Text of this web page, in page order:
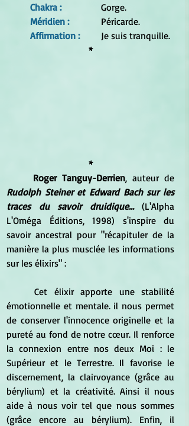
Chakra :
		Gorge.
Méridien :
		Péricarde.
Affirmation :
	Je suis tranquille.
*
*
Roger Tanguy-Derrien
Rudolph Steiner et Edward Bach sur les
traces du savoir druidique... (L'Alpha
L'Oméga Éditions, 1998) s'inspire du
savoir ancestral pour "récapituler de la
manière la plus musclée les informations
sur les élixirs" :
	Cet élixir apporte une stabilité
émotionnelle et mentale. il nous permet
de conserver l'innocence originelle et la
pureté au fond de notre cœur. Il renforce
la connexion entre nos deux Moi : le
Supérieur et le Terrestre. Il favorise le
discernement, la clairvoyance (grâce au
bérylium) et la créativité. Ainsi il nous
aide à nous voir tel que nous sommes
(grâce encore au bérylium). Enfin, il